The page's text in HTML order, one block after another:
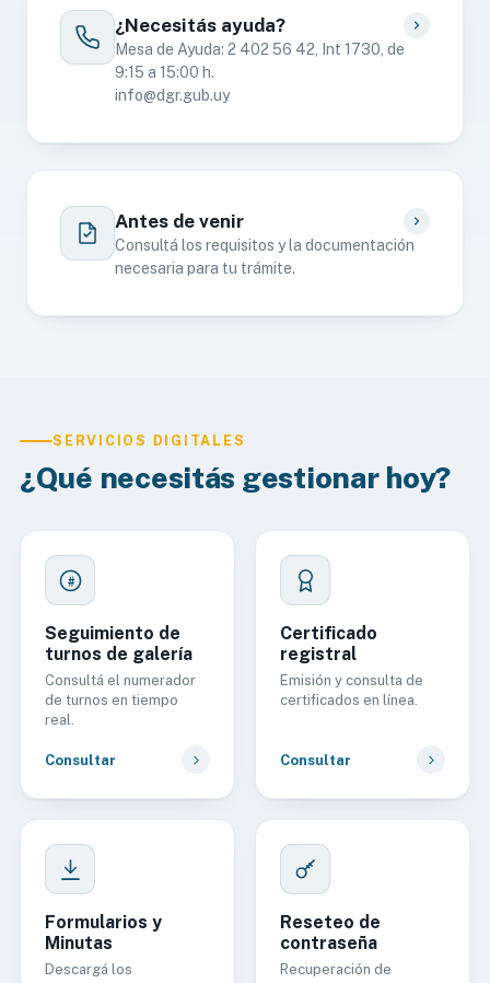
¿Necesitás ayuda?
Mesa de Ayuda: 2 402 56 42, Int 1730, de
9:15 a 15:00 h.
info@dgr.gub.uy
Antes de venir
Consultá los requisitos y la documentación
necesaria para tu trámite.
SERVICIOS DIGITALES
¿Qué necesitás gestionar hoy?
#
Seguimiento de
turnos de galería
Consultá el numerador
de turnos en tiempo
real.
Consultar
Certificado
registral
Emisión y consulta de
certificados en línea.
Consultar
Formularios y
Minutas
Descargá los
Reseteo de
contraseña
Recuperación de